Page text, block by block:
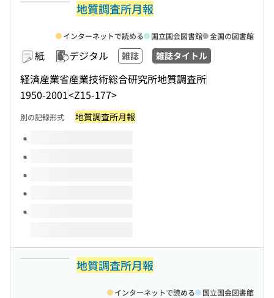
地質調査所月報
紙 デジタル 雑誌 雑誌タイトル
経済産業省産業技術総合研究所地質調査所
1950-2001<Z15-177>
インターネットで読める 国立国会図書館 全国の図書館
別の記録形式 地質調査所月報
このタイトルの巻号
地質調査所月報
インターネットで読める 国立国会図書館